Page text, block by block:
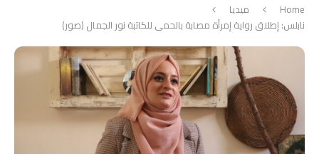
Home
ميديا
نابلس: إطلاق رواية إمرأة مصابة بالحمى للكاتبة نور الجمال (صور)